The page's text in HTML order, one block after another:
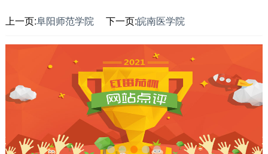
上一页:阜阳师范学院 下一页:皖南医学院